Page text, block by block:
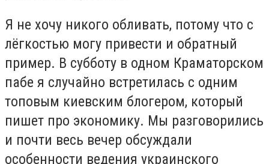
Я не хочу никого обливать, потому что с
лёгкостью могу привести и обратный
пример. В субботу в одном Краматорском
пабе я случайно встретилась с одним
топовым киевским блогером, который
пишет про экономику. Мы разговорились
и почти весь вечер обсуждали
особенности ведения украинского